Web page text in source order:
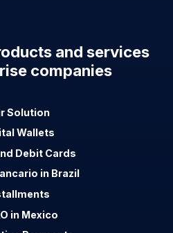
and services
companies
Solution
Wallets
Debit Cards
in Brazil
in Mexico